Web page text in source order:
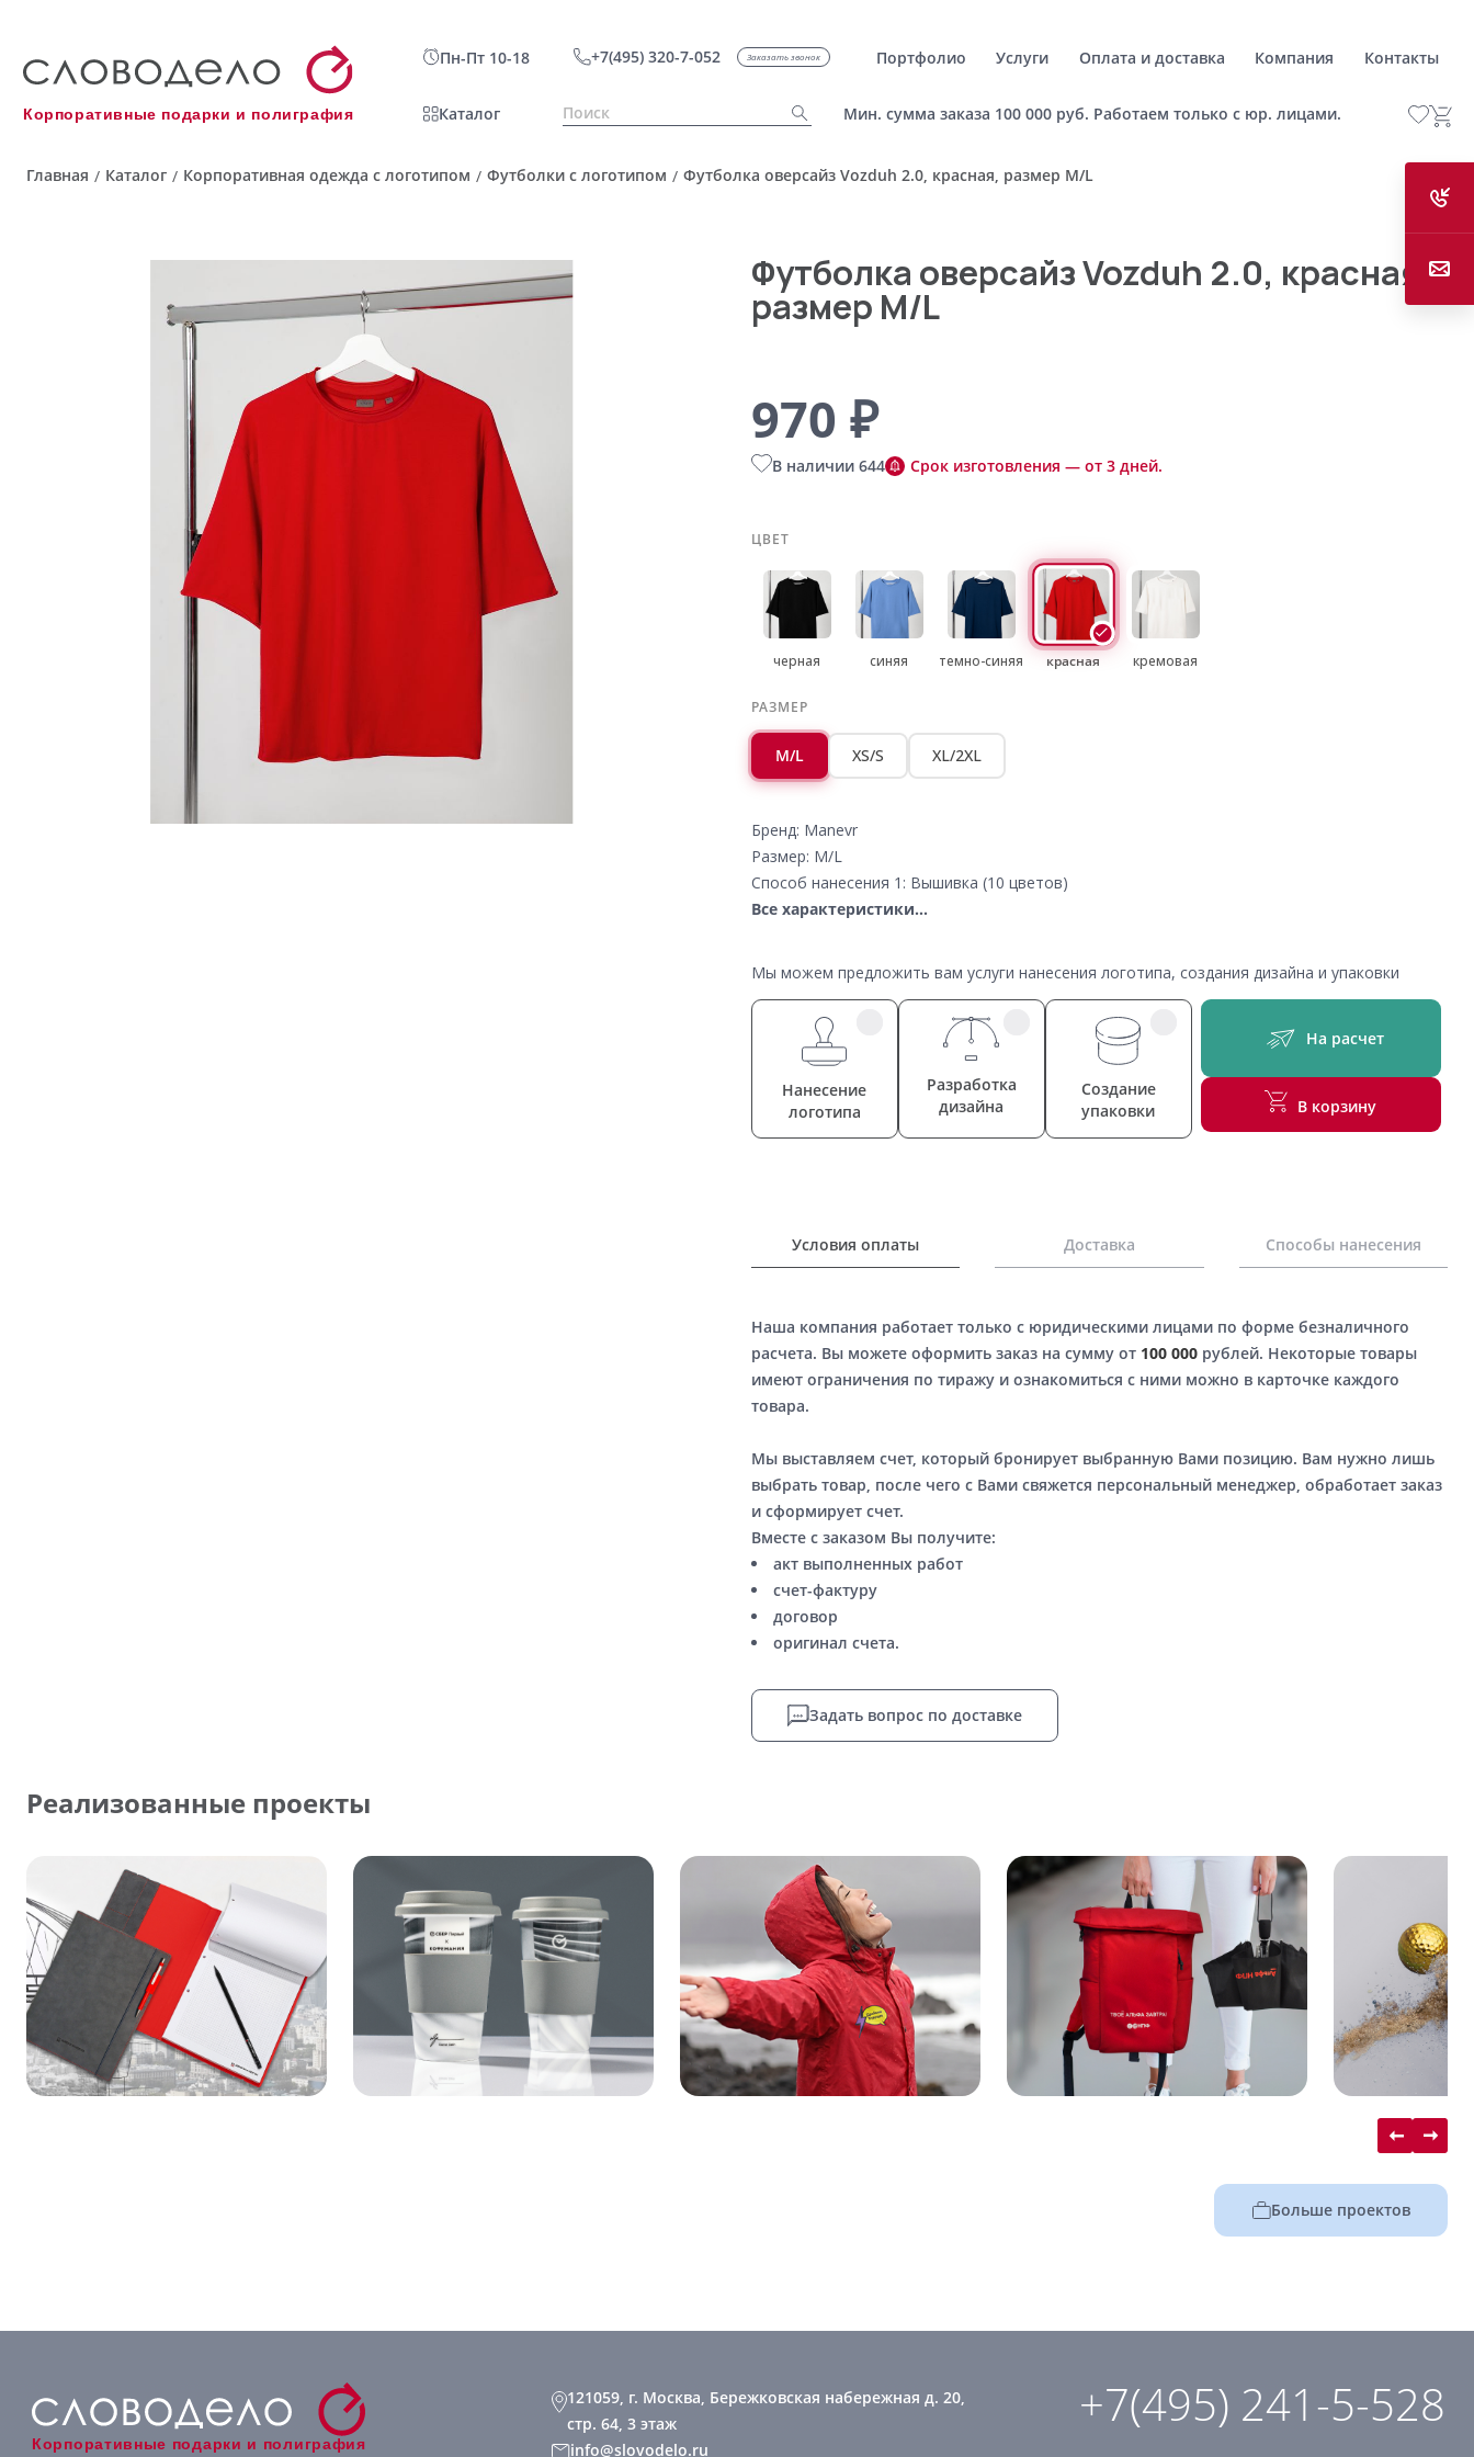
Корпоративные подарки и полиграфия
Пн-Пт 10-18 +7(495) 320-7-052 Заказать звонок Портфолио Услуги Оплата и доставка Компания Контакты
Каталог Мин. сумма заказа 100 000 руб. Работаем только с юр. лицами.
Главная / Каталог / Корпоративная одежда с логотипом / Футболки с логотипом / Футболка оверсайз Vozduh 2.0, красная, размер M/L
Футболка оверсайз Vozduh 2.0, красная,
размер M/L
970 ₽
В наличии 644 Срок изготовления — от 3 дней.
ЦВЕТ
черная синяя темно-синяя красная кремовая
РАЗМЕР
M/L XS/S XL/2XL
Бренд: Manevr
Размер: M/L
Способ нанесения 1: Вышивка (10 цветов)
Все характеристики...
Мы можем предложить вам услуги нанесения логотипа, создания дизайна и упаковки
Нанесение
логотипа
Разработка
дизайна
Создание
упаковки
На расчет
В корзину
Условия оплаты Доставка Способы нанесения
Наша компания работает только с юридическими лицами по форме безналичного
расчета. Вы можете оформить заказ на сумму от 100 000рублей. Некоторые товары
имеют ограничения по тиражу и ознакомиться с ними можно в карточке каждого
товара.
Мы выставляем счет, который бронирует выбранную Вами позицию. Вам нужно лишь
выбрать товар, после чего с Вами свяжется персональный менеджер, обработает заказ
и сформирует счет.
Вместе с заказом Вы получите:
акт выполненных работ
счет-фактуру
договор
оригинал счета.
Задать вопрос по доставке
Реализованные проекты
Больше проектов
Корпоративные подарки и полиграфия
121059, г. Москва, Бережковская набережная д. 20,
стр. 64, 3 этаж
info@slovodelo.ru
+7(495) 241-5-528